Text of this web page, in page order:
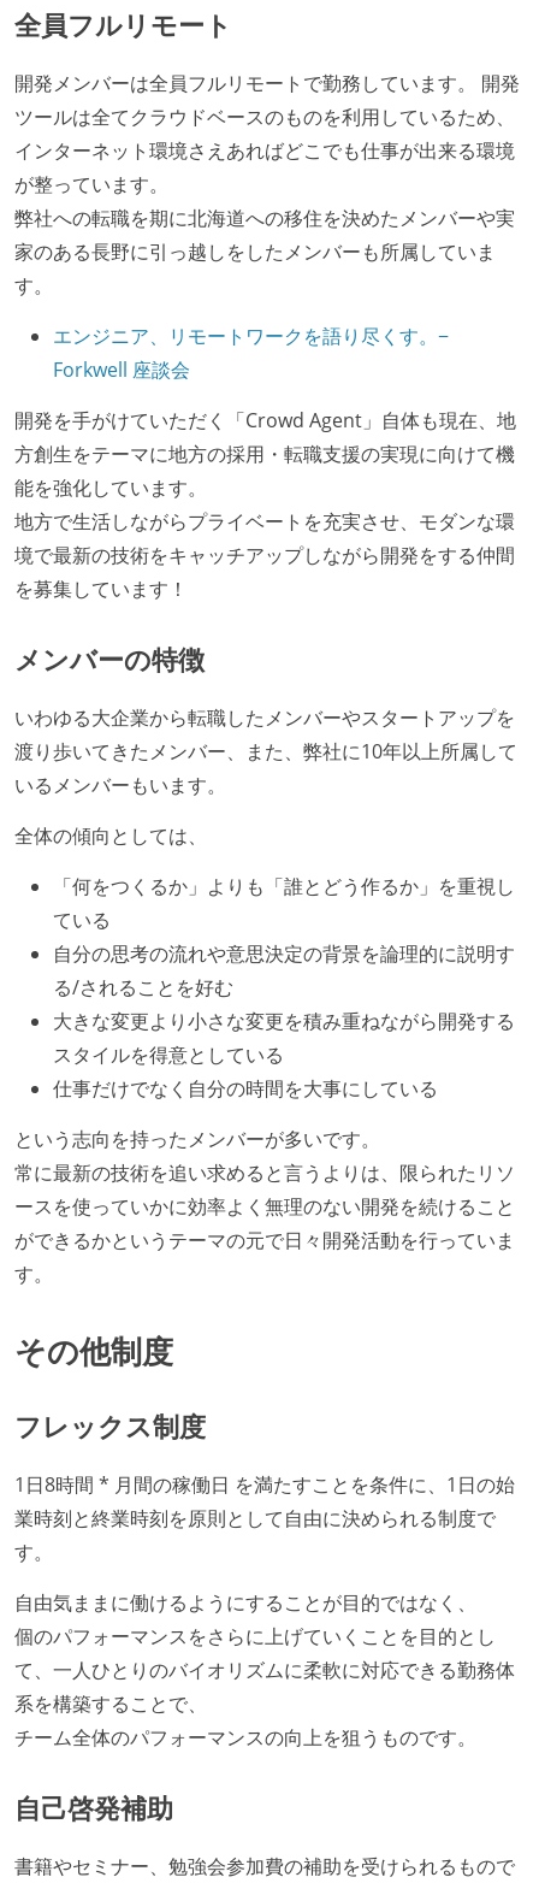
全員フルリモート
開発メンバーは全員フルリモートで勤務しています。 開発
ツールは全てクラウドベースのものを利用しているため、
インターネット環境さえあればどこでも仕事が出来る環境
が整っています。
弊社への転職を期に北海道への移住を決めたメンバーや実
家のある長野に引っ越しをしたメンバーも所属していま
す。
エンジニア、リモートワークを語り尽くす。−
Forkwell 座談会
開発を手がけていただく「Crowd Agent」自体も現在、地
方創生をテーマに地方の採用・転職支援の実現に向けて機
能を強化しています。
地方で生活しながらプライベートを充実させ、モダンな環
境で最新の技術をキャッチアップしながら開発をする仲間
を募集しています！
メンバーの特徴
いわゆる大企業から転職したメンバーやスタートアップを
渡り歩いてきたメンバー、また、弊社に10年以上所属して
いるメンバーもいます。
全体の傾向としては、
「何をつくるか」よりも「誰とどう作るか」を重視し
ている
自分の思考の流れや意思決定の背景を論理的に説明す
る/されることを好む
大きな変更より小さな変更を積み重ねながら開発する
スタイルを得意としている
仕事だけでなく自分の時間を大事にしている
という志向を持ったメンバーが多いです。
常に最新の技術を追い求めると言うよりは、限られたリソ
ースを使っていかに効率よく無理のない開発を続けること
ができるかというテーマの元で日々開発活動を行っていま
す。
その他制度
フレックス制度
1日8時間 * 月間の稼働日 を満たすことを条件に、1日の始
業時刻と終業時刻を原則として自由に決められる制度で
す。
自由気ままに働けるようにすることが目的ではなく、
個のパフォーマンスをさらに上げていくことを目的とし
て、一人ひとりのバイオリズムに柔軟に対応できる勤務体
系を構築することで、
チーム全体のパフォーマンスの向上を狙うものです。
自己啓発補助
書籍やセミナー、勉強会参加費の補助を受けられるもので